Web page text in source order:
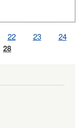
Page
22 Page
23 Page
24
Page
28